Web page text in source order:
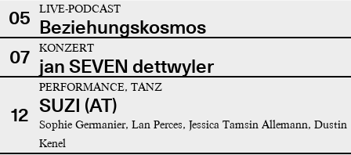
05 LIVE-PODCAST
Beziehungskosmos
07
KONZERT
jan SEVEN dettwyler
12
PERFORMANCE, TANZ
SUZI (AT)
Sophie Germanier, Lan Perces, Jessica Tamsin Allemann, Dustin
Kenel